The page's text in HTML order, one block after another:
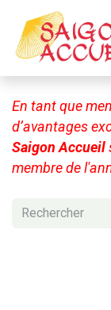
En tant que
d’avantages
Saigon Accueil
membre de